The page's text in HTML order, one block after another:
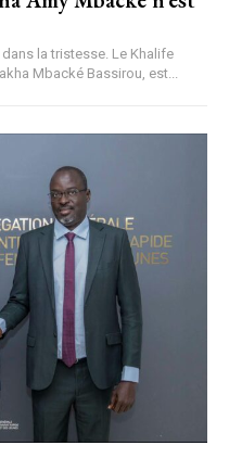
la tristesse. Le Khalife
Mbacké Bassirou, est...